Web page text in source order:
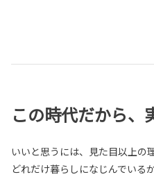
この時代だから、
いいと思うには、見た目以上の
どれだけ暮らしになじんでいる